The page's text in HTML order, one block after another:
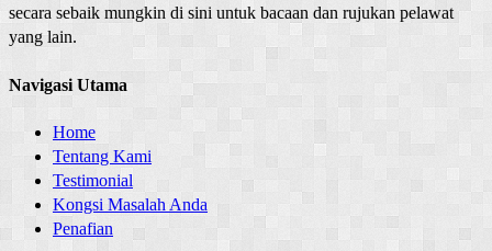
secara sebaik mungkin di sini untuk bacaan dan rujukan pelawat
yang lain.
Navigasi Utama
Home
Tentang Kami
Testimonial
Kongsi Masalah Anda
Penafian